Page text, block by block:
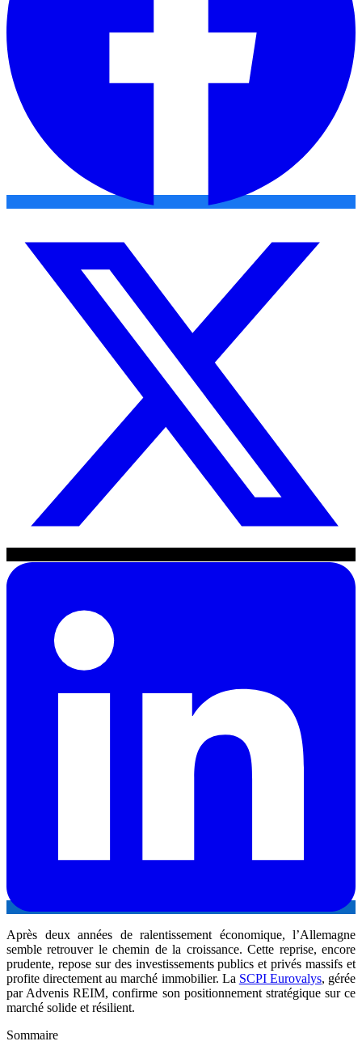
Après deux années de ralentissement économique, l’Allemagne
semble retrouver le chemin de la croissance. Cette reprise, encore
prudente, repose sur des investissements publics et privés massifs et
profite directement au marché immobilier. La SCPI Eurovalys, gérée
par Advenis REIM, confirme son positionnement stratégique sur ce
marché solide et résilient.
Sommaire